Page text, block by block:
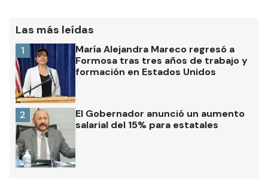
Las más leídas
María Alejandra Mareco regresó a
Formosa tras tres años de trabajo y
formación en Estados Unidos
1
El Gobernador anunció un aumento
salarial del 15% para estatales
2